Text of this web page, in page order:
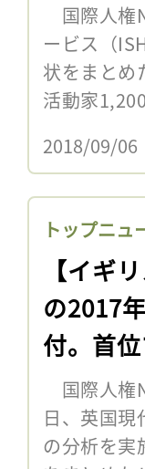
国際人権
ービス（
状をまとめ
活動家
2018/09/06
トップニュ
【イギ
の2017
付。首
国際人権
日、英国
の分析を実